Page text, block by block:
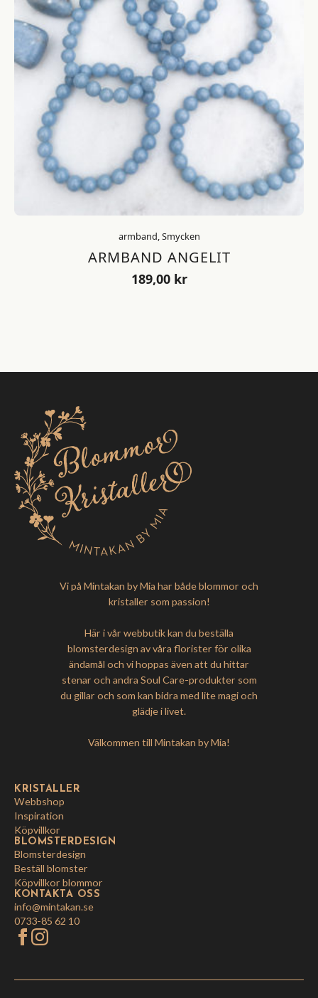
armband, Smycken
ARMBAND ANGELIT
189,00 kr
Vi på Mintakan by Mia har både blommor och
kristaller som passion!
Här i vår webbutik kan du beställa
blomsterdesign av våra florister för olika
ändamål och vi hoppas även att du hittar
stenar och andra Soul Care-produkter som
du gillar och som kan bidra med lite magi och
glädje i livet.
Välkommen till Mintakan by Mia!
KRISTALLER
Webbshop
Inspiration
Köpvillkor
BLOMSTERDESIGN
Blomsterdesign
Beställ blomster
Köpvillkor blommor
KONTAKTA OSS
info@mintakan.se
0733-85 62 10